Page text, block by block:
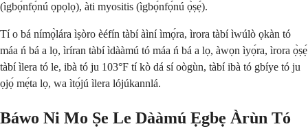
(ìgbọ́nfọ́nú ọpọlọ), àti myositis (ìgbọ́nfọ́nú ọ̀ṣẹ́).
Tí o bá nímọ̀lára ìṣòro èéfín tàbí àìní ìmọ́ra, ìrora tàbí ìwúlò ọkàn tó
máa ń bá a lọ, ìríran tàbí ìdààmú tó máa ń bá a lọ, àwọn ìyọ́ra, ìrora ọ̀ṣẹ́
tàbí ìlera tó le, ibà tó ju 103°F tí kò dá sí oògùn, tàbí ibà tó gbíye tó ju
ọjọ́ mẹ́ta lọ, wa ìtọ́jú ìlera lójúkannlá.
Báwo Ni Mo Ṣe Le Dààmú Ẹgbẹ Àrùn Tó